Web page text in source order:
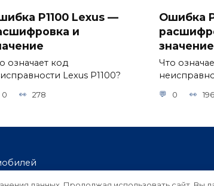
P1100 Lexus —
и
означает код
Lexus P1100?
0 278
Ошибка
значение
Что
0 196